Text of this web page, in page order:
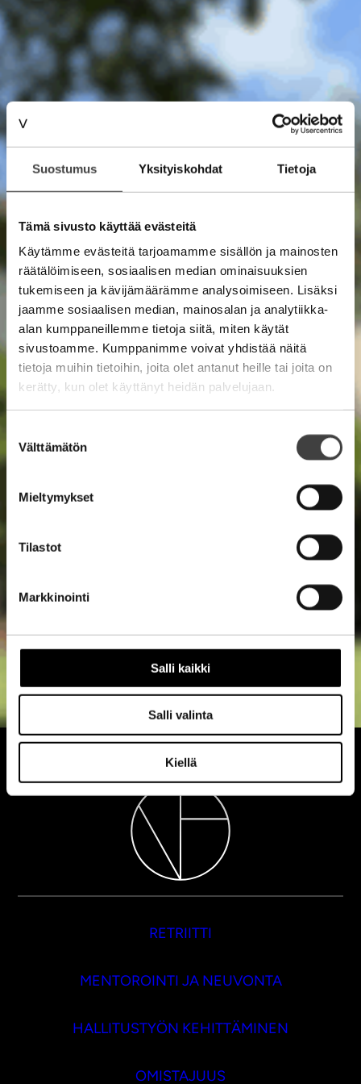
Suostumus Yksityiskohdat Tietoja
Tämä sivusto käyttää evästeitä
Käytämme evästeitä tarjoamamme sisällön ja mainosten
räätälöimiseen, sosiaalisen median ominaisuuksien
tukemiseen ja kävijämäärämme analysoimiseen. Lisäksi
jaamme sosiaalisen median, mainosalan ja analytiikka-
alan kumppaneillemme tietoja siitä, miten käytät
sivustoamme. Kumppanimme voivat yhdistää näitä
tietoja muihin tietoihin, joita olet antanut heille tai joita on
kerätty, kun olet käyttänyt heidän palvelujaan.
valinta
Välttämätön
Mieltymykset
Tilastot
Markkinointi
Salli kaikki
Salli valinta
Kiellä
RETRIITTI
MENTOROINTI JA NEUVONTA
HALLITUSTYÖN KEHITTÄMINEN
OMISTAJUUS